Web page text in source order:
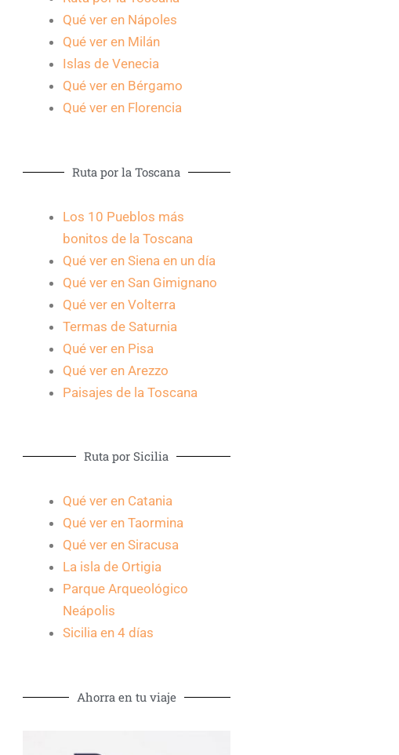
Qué ver en Nápoles
Qué ver en Milán
Islas de Venecia
Qué ver en Bérgamo
Qué ver en Florencia
Ruta por la Toscana
Los 10 Pueblos más
bonitos de la Toscana
Qué ver en Siena en un día
Qué ver en San Gimignano
Qué ver en Volterra
Termas de Saturnia
Qué ver en Pisa
Qué ver en Arezzo
Paisajes de la Toscana
Ruta por Sicilia
Qué ver en Catania
Qué ver en Taormina
Qué ver en Siracusa
La isla de Ortigia
Parque Arqueológico
Neápolis
Sicilia en 4 días
Ahorra en tu viaje